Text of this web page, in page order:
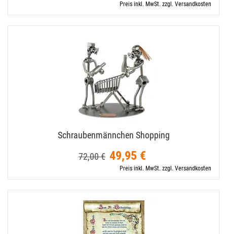
Preis inkl. MwSt. zzgl. Versandkosten
Schraubenmännchen Shopping
72,00 € 49,95 €
Preis inkl. MwSt. zzgl. Versandkosten